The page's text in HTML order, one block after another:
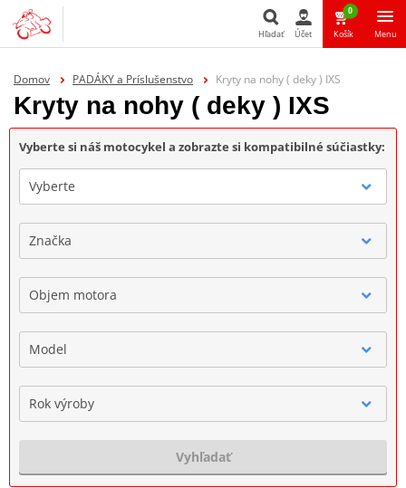
Hľadať
Hľadať Účet
0
Košík Menu
Domov PADÁKY a Príslušenstvo Kryty na nohy ( deky ) IXS
Kryty na nohy ( deky ) IXS
Vyberte si náš motocykel a zobrazte si kompatibilné súčiastky:
Vyberte
Značka
Objem motora
Model
Rok výroby
Vyhľadať